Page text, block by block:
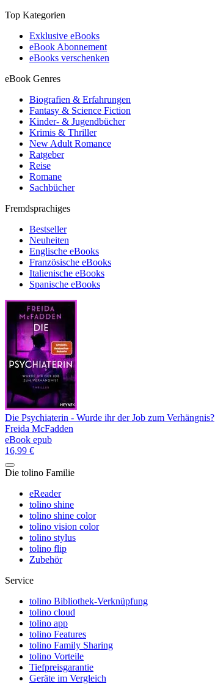
Top Kategorien
Exklusive eBooks
eBook Abonnement
eBooks verschenken
eBook Genres
Biografien & Erfahrungen
Fantasy & Science Fiction
Kinder- & Jugendbücher
Krimis & Thriller
New Adult Romance
Ratgeber
Reise
Romane
Sachbücher
Fremdsprachiges
Bestseller
Neuheiten
Englische eBooks
Französische eBooks
Italienische eBooks
Spanische eBooks
Die Psychiaterin - Wurde ihr der Job zum Verhängnis?
Freida McFadden
eBook epub
16,99 €
Die tolino Familie
eReader
tolino shine
tolino shine color
tolino vision color
tolino stylus
tolino flip
Zubehör
Service
tolino Bibliothek-Verknüpfung
tolino cloud
tolino app
tolino Features
tolino Family Sharing
tolino Vorteile
Tiefpreisgarantie
Geräte im Vergleich